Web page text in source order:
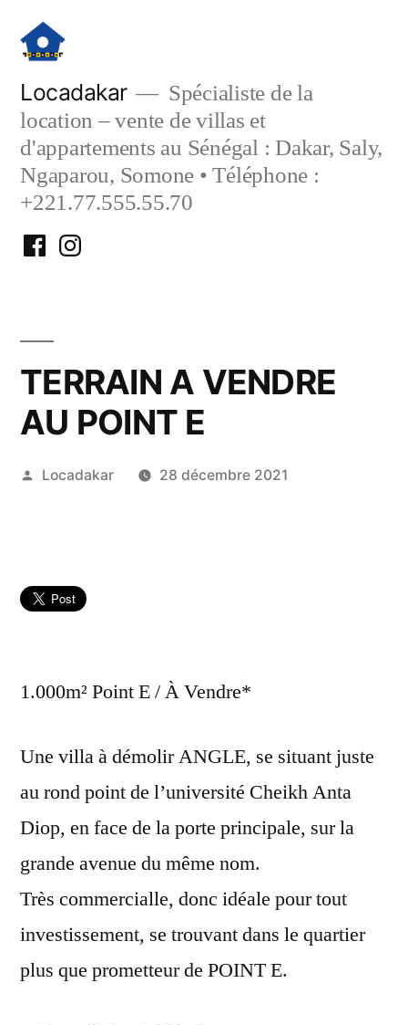
contenu
Locadakar
Spécialiste de la
location – vente de villas et
d'appartements au Sénégal : Dakar, Saly,
Ngaparou, Somone • Téléphone :
+221.77.555.55.70
FacebookInstagram
TERRAIN A VENDRE
AU POINT E
Publié
Locadakar 28 décembre 2021
1.000m² Point E / À Vendre*
Une villa à démolir ANGLE, se situant juste
au rond point de l’université Cheikh Anta
Diop, en face de la porte principale, sur la
grande avenue du même nom.
Très commercialle, donc idéale pour tout
investissement, se trouvant dans le quartier
plus que prometteur de POINT E.